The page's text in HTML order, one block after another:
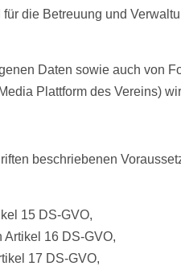
die Betreuung und
Daten sowie auch von
Plattform des Vereins)
beschriebenen
15 DS-GVO,
16 DS-GVO,
17 DS-GVO,